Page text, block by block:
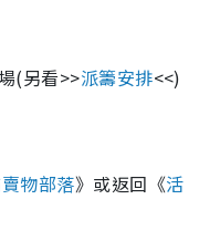
(另看>>派籌安排<<)
物部落》或返回《活